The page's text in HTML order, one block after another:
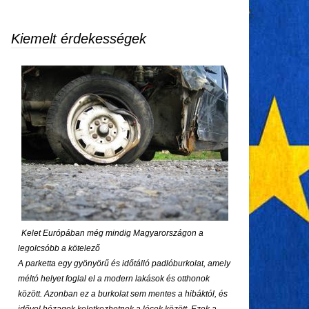
Kiemelt érdekességek
Kelet Európában még mindig Magyarországon a
legolcsóbb a kötelező
A parketta egy gyönyörű és időtálló padlóburkolat, amely
méltó helyet foglal el a modern lakások és otthonok
között. Azonban ez a burkolat sem mentes a hibáktól, és